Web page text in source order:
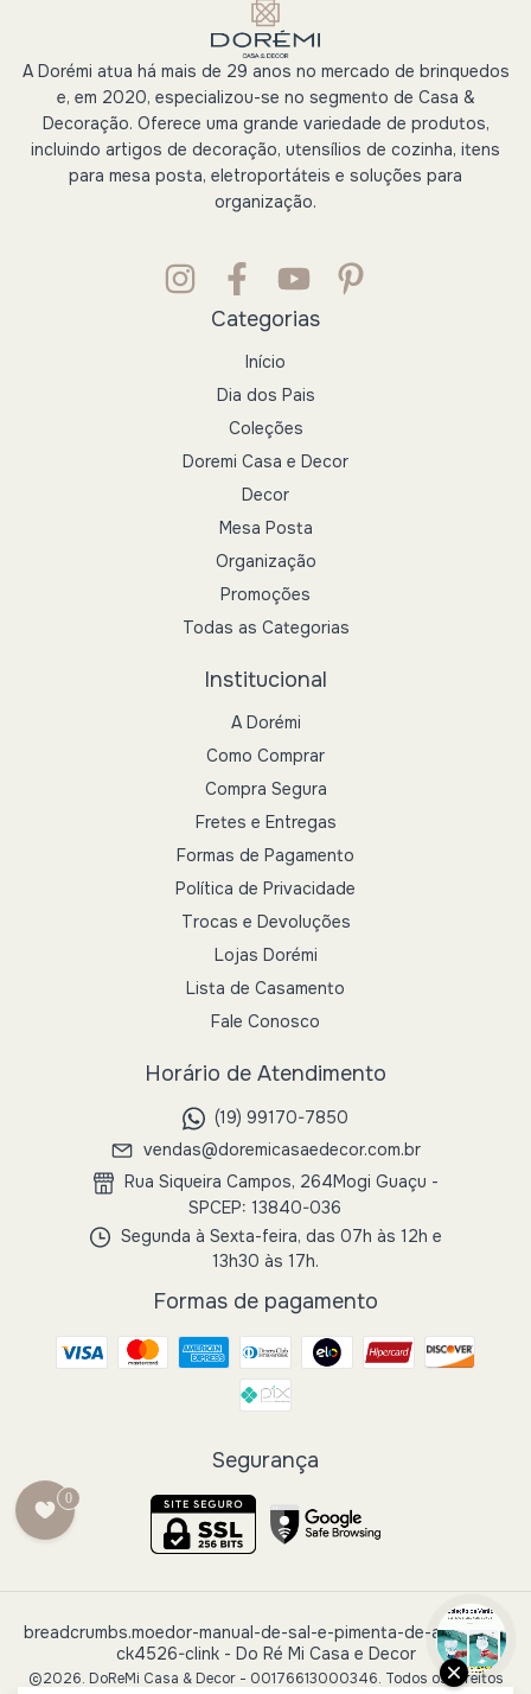
A Dorémi atua há mais de 29 anos no mercado de brinquedos
e, em 2020, especializou-se no segmento de Casa &
Decoração. Oferece uma grande variedade de produtos,
incluindo artigos de decoração, utensílios de cozinha, itens
para mesa posta, eletroportáteis e soluções para
organização.
Categorias
Início
Dia dos Pais
Coleções
Doremi Casa e Decor
Decor
Mesa Posta
Organização
Promoções
Todas as Categorias
Institucional
A Dorémi
Como Comprar
Compra Segura
Fretes e Entregas
Formas de Pagamento
Política de Privacidade
Trocas e Devoluções
Lojas Dorémi
Lista de Casamento
Fale Conosco
Horário de Atendimento
(19) 99170-7850
vendas@doremicasaedecor.com.br
Rua Siqueira Campos, 264Mogi Guaçu -
SPCEP: 13840-036
Segunda à Sexta-feira, das 07h às 12h e
13h30 às 17h.
Formas de pagamento
Segurança
breadcrumbs.moedor-manual-de-sal-e-pimenta-de-aco-inox-
ck4526-clink- Do Ré Mi Casa e Decor
©2026. DoReMi Casa & Decor - 00176613000346. Todos os direitos
0